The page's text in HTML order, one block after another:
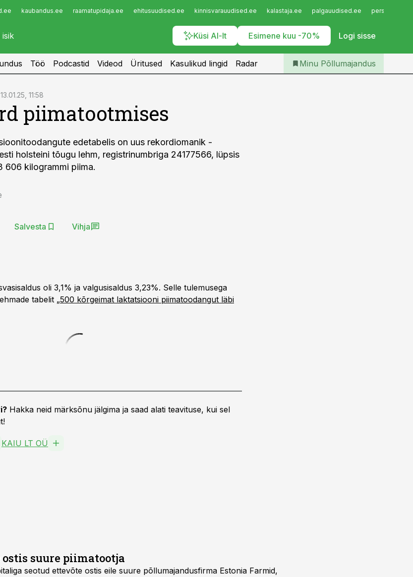
kaubandus.ee raamatupidaja.ee ehitusuudised.ee kinnisvarauudised.ee kalastaja.ee palgauudised.ee
Küsi AI-lt Esimene kuu -70% Logi sisse
Iseteenindus
Telli Põllumajandus
Töö Podcastid Videod Üritused Kasulikud lingid Radar Minu Põllumajandus
13.01.25, 11:58
piimatootmises
edetabelis on uus rekordiomanik -
holsteini tõugu lehm, registrinumbriga 24177566, lüpsis
606 kilogrammi piima.
Salvesta Vihja
oli 3,1% ja valgusisaldus 3,23%. Selle tulemusega
tabelit „500 kõrgeimat laktatsiooni piimatoodangut läbi
Hakka neid märksõnu jälgima ja saad alati teavituse, kui sel
KAIU LT OÜ
suure piimatootja
seotud ettevõte ostis eile suure põllumajandusfirma Estonia Farmid,